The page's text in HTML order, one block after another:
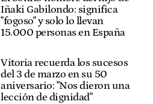
Iñaki Gabilondo: significa
"fogoso" y solo lo llevan
15.000 personas en España
Vitoria recuerda los sucesos
del 3 de marzo en su 50
aniversario: "Nos dieron una
lección de dignidad"